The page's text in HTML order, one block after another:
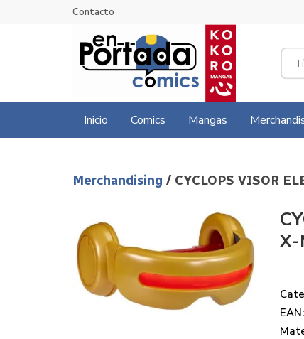
Contacto
Inicio Comics Mangas
Merchandising / CYCLOPS VISOR
X-
EAN: